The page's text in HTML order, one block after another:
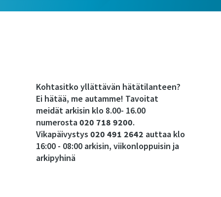
Kohtasitko yllättävän hätätilanteen?
Ei hätää, me autamme! Tavoitat
meidät arkisin klo 8.00- 16.00
numerosta020 718 9200.
Vikapäivystys 020 491 2642 auttaa klo
16:00 - 08:00 arkisin, viikonloppuisin ja
arkipyhinä